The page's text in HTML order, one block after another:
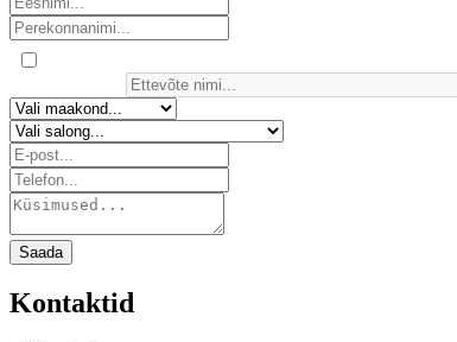
Saada
Kontaktid